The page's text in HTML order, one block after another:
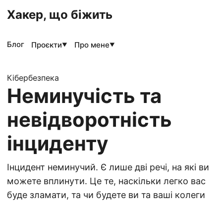
Хакер, що біжить
Блог Проєкти▼ Про мене▼
Кібербезпека
Неминучість та
невідворотність
інциденту
Інцидент неминучий. Є лише дві речі, на які ви
можете вплинути. Це те, наскільки легко вас
буде зламати, та чи будете ви та ваші колеги